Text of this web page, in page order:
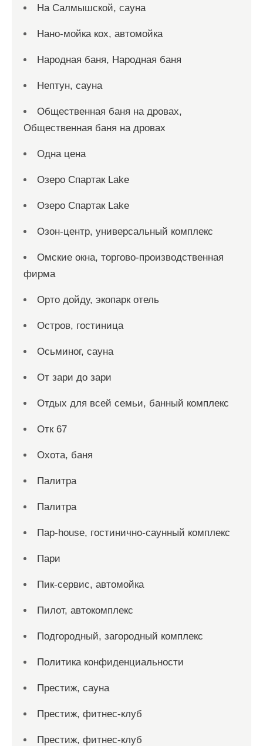
На Салмышской, сауна
Нано-мойка кох, автомойка
Народная баня, Народная баня
Нептун, сауна
Общественная баня на дровах,
Общественная баня на дровах
Одна цена
Озеро Спартак Lake
Озеро Спартак Lake
Озон-центр, универсальный комплекс
Омские окна, торгово-производственная
фирма
Орто дойду, экопарк отель
Остров, гостиница
Осьминог, сауна
От зари до зари
Отдых для всей семьи, банный комплекс
Отк 67
Охота, баня
Палитра
Палитра
Пар-house, гостинично-саунный комплекс
Пари
Пик-сервис, автомойка
Пилот, автокомплекс
Подгородный, загородный комплекс
Политика конфиденциальности
Престиж, сауна
Престиж, фитнес-клуб
Престиж, фитнес-клуб